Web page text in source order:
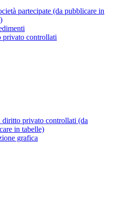
partecipate (da pubblicare in
controllati
diritto privato controllati (da
in tabelle)
grafica